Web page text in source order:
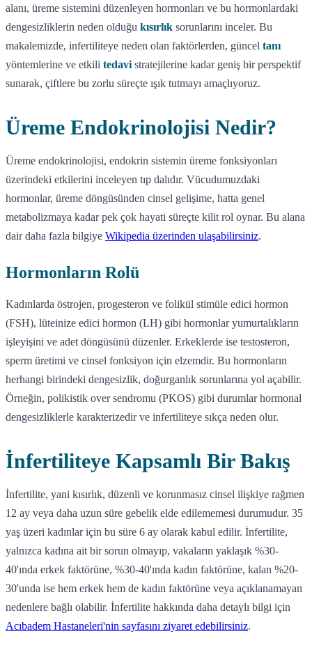
alanı, üreme sistemini düzenleyen hormonları ve bu hormonlardaki
dengesizliklerin neden olduğu kısırlık sorunlarını inceler. Bu
makalemizde, infertiliteye neden olan faktörlerden, güncel tanı
yöntemlerine ve etkili tedavi stratejilerine kadar geniş bir perspektif
sunarak, çiftlere bu zorlu süreçte ışık tutmayı amaçlıyoruz.
Üreme Endokrinolojisi Nedir?
Üreme endokrinolojisi, endokrin sistemin üreme fonksiyonları
üzerindeki etkilerini inceleyen tıp dalıdır. Vücudumuzdaki
hormonlar, üreme döngüsünden cinsel gelişime, hatta genel
metabolizmaya kadar pek çok hayati süreçte kilit rol oynar. Bu alana
dair daha fazla bilgiye Wikipedia üzerinden ulaşabilirsiniz.
Hormonların Rolü
Kadınlarda östrojen, progesteron ve folikül stimüle edici hormon
(FSH), lüteinize edici hormon (LH) gibi hormonlar yumurtalıkların
işleyişini ve adet döngüsünü düzenler. Erkeklerde ise testosteron,
sperm üretimi ve cinsel fonksiyon için elzemdir. Bu hormonların
herhangi birindeki dengesizlik, doğurganlık sorunlarına yol açabilir.
Örneğin, polikistik over sendromu (PKOS) gibi durumlar hormonal
dengesizliklerle karakterizedir ve infertiliteye sıkça neden olur.
İnfertiliteye Kapsamlı Bir Bakış
İnfertilite, yani kısırlık, düzenli ve korunmasız cinsel ilişkiye rağmen
12 ay veya daha uzun süre gebelik elde edilememesi durumudur. 35
yaş üzeri kadınlar için bu süre 6 ay olarak kabul edilir. İnfertilite,
yalnızca kadına ait bir sorun olmayıp, vakaların yaklaşık %30-
40'ında erkek faktörüne, %30-40'ında kadın faktörüne, kalan %20-
30'unda ise hem erkek hem de kadın faktörüne veya açıklanamayan
nedenlere bağlı olabilir. İnfertilite hakkında daha detaylı bilgi için
Acıbadem Hastaneleri'nin sayfasını ziyaret edebilirsiniz.